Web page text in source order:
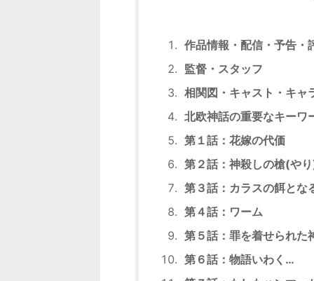
作品情報・配信・予告・
監督・スタッフ
相関図・キャスト・キャ
北欧神話の重要なキーワ
第１話：花嫁の代価
第２話：神殺しの槍(や
第３話：カラスの餌とな
第４話：ワーム
第５話：罪を着せられた
第６話：物語いわく…